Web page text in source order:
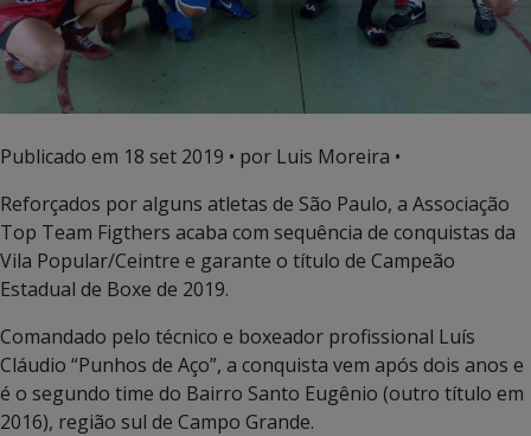
Publicado em 18 set 2019 • por Luis Moreira •
Reforçados por alguns atletas de São Paulo, a Associação
Top Team Figthers acaba com sequência de conquistas da
Vila Popular/Ceintre e garante o título de Campeão
Estadual de Boxe de 2019.
Comandado pelo técnico e boxeador profissional Luís
Cláudio “Punhos de Aço”, a conquista vem após dois anos e
é o segundo time do Bairro Santo Eugênio (outro título em
2016), região sul de Campo Grande.